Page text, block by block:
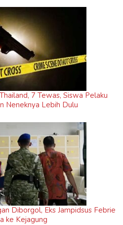
7 Tewas, Siswa Pelaku
Neneknya Lebih Dulu
Diborgol, Eks Jampidsus Febrie
ke Kejagung